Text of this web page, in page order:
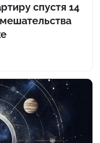
спустя 14